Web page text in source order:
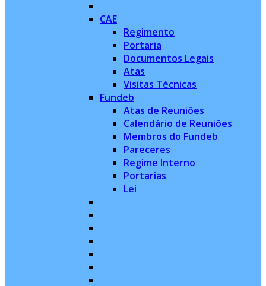
CAE
Regimento
Portaria
Documentos Legais
Atas
Visitas Técnicas
Fundeb
Atas de Reuniões
Calendário de Reuniões
Membros do Fundeb
Pareceres
Regime Interno
Portarias
Lei